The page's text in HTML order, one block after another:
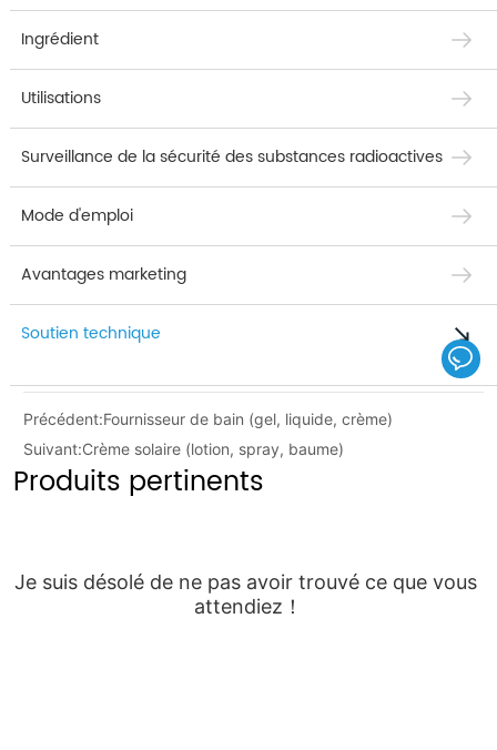
Ingrédient
Utilisations
Surveillance de la sécurité des substances radioactives
Mode d'emploi
Avantages marketing
Soutien technique
Précédent:Fournisseur de bain (gel, liquide, crème)
Suivant:Crème solaire (lotion, spray, baume)
Produits pertinents
Je suis désolé de ne pas avoir trouvé ce que vous
attendiez！